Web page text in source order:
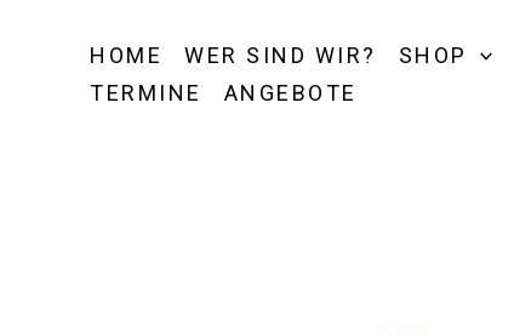
HOME WER SIND WIR? SHOP
TERMINE
ANGEBOTE